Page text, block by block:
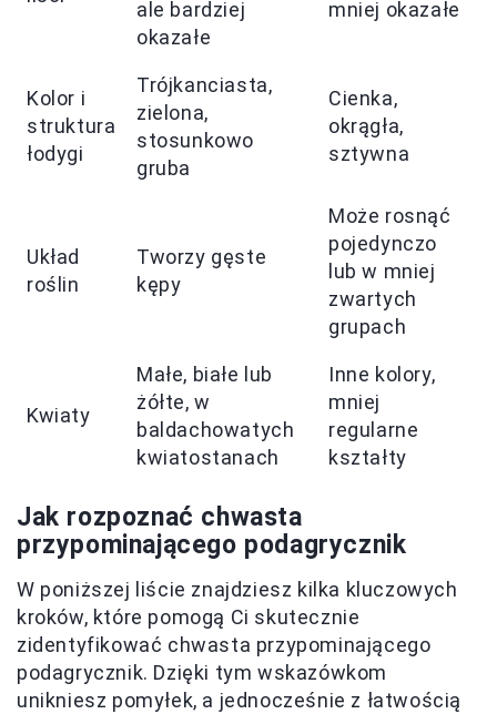
ale bardziej
okazałe
mniej okazałe
Kolor i
struktura
łodygi
Trójkanciasta,
zielona,
stosunkowo
gruba
Cienka,
okrągła,
sztywna
Układ
roślin
Tworzy gęste
kępy
Może rosnąć
pojedynczo
lub w mniej
zwartych
grupach
Kwiaty
Małe, białe lub
żółte, w
baldachowatych
kwiatostanach
Inne kolory,
mniej
regularne
kształty
Jak rozpoznać chwasta
przypominającego podagrycznik
W poniższej liście znajdziesz kilka kluczowych
kroków, które pomogą Ci skutecznie
zidentyfikować chwasta przypominającego
podagrycznik. Dzięki tym wskazówkom
unikniesz pomyłek, a jednocześnie z łatwością